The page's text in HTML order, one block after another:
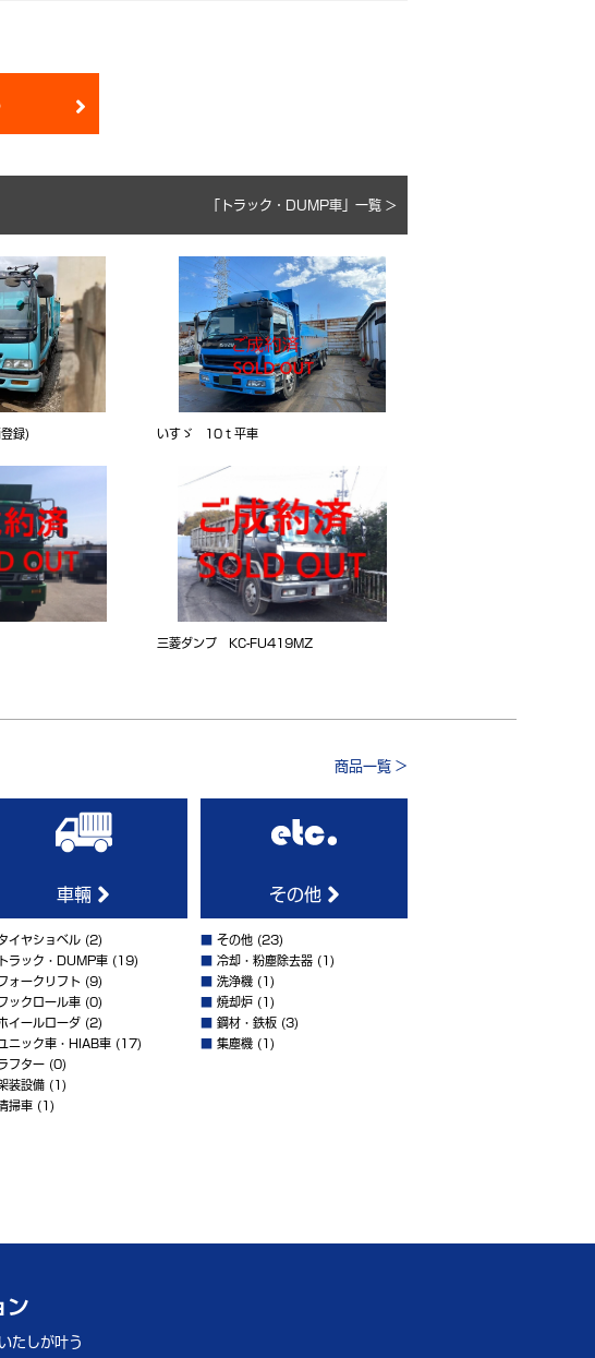
「トラック・DUMP車」一覧 >
録) いすゞ 10ｔ平車
三菱ダンプ KC-FU419MZ
商品一覧 >
車輛
イヤショベル(2)
トラック・DUMP車(19)
ォークリフト (9)
ックロール車(0)
イールローダ(2)
ニック車・HIAB車(17)
フター(0)
装設備(1)
掃車(1)
その他
その他 (23)
冷却・粉塵除去器 (1)
洗浄機 (1)
焼却炉 (1)
鋼材・鉄板 (3)
集塵機 (1)
ン
たしが叶う